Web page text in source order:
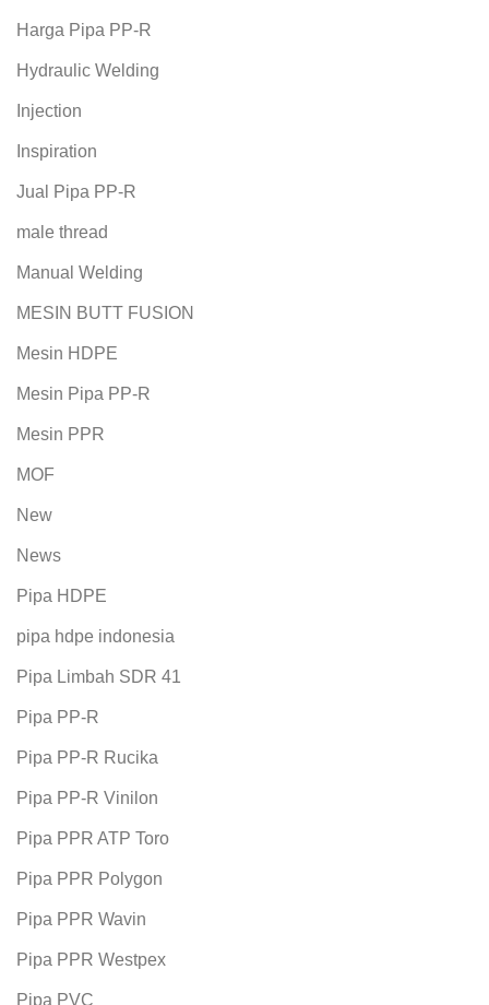
Harga Pipa PP-R
Hydraulic Welding
Injection
Inspiration
Jual Pipa PP-R
male thread
Manual Welding
MESIN BUTT FUSION
Mesin HDPE
Mesin Pipa PP-R
Mesin PPR
MOF
New
News
Pipa HDPE
pipa hdpe indonesia
Pipa Limbah SDR 41
Pipa PP-R
Pipa PP-R Rucika
Pipa PP-R Vinilon
Pipa PPR ATP Toro
Pipa PPR Polygon
Pipa PPR Wavin
Pipa PPR Westpex
Pipa PVC